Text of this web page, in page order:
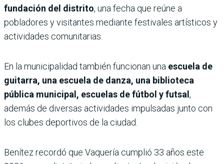
fundación del distrito, una fecha que reúne a
pobladores y visitantes mediante festivales artísticos y
actividades comunitarias.
En la municipalidad también funcionan una escuela de
guitarra, una escuela de danza, una biblioteca
pública municipal, escuelas de fútbol y futsal,
además de diversas actividades impulsadas junto con
los clubes deportivos de la ciudad.
Benítez recordó que Vaquería cumplió 33 años este